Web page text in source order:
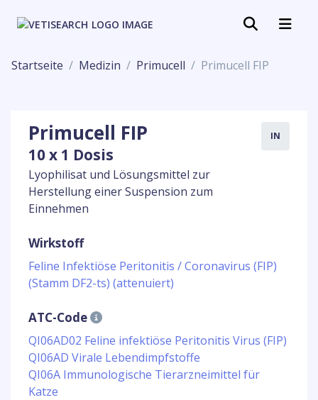
Startseite Medizin Primucell Primucell FIP
Primucell FIP
10 x 1 Dosis
Lyophilisat und Lösungsmittel zur
Herstellung einer Suspension zum
Einnehmen
IN
Wirkstoff
Feline Infektiöse Peritonitis / Coronavirus (FIP)
(Stamm DF2-ts) (attenuiert)
ATC-Code
QI06AD02 Feline infektiöse Peritonitis Virus (FIP)
QI06AD Virale Lebendimpfstoffe
QI06A Immunologische Tierarzneimittel für
Katze